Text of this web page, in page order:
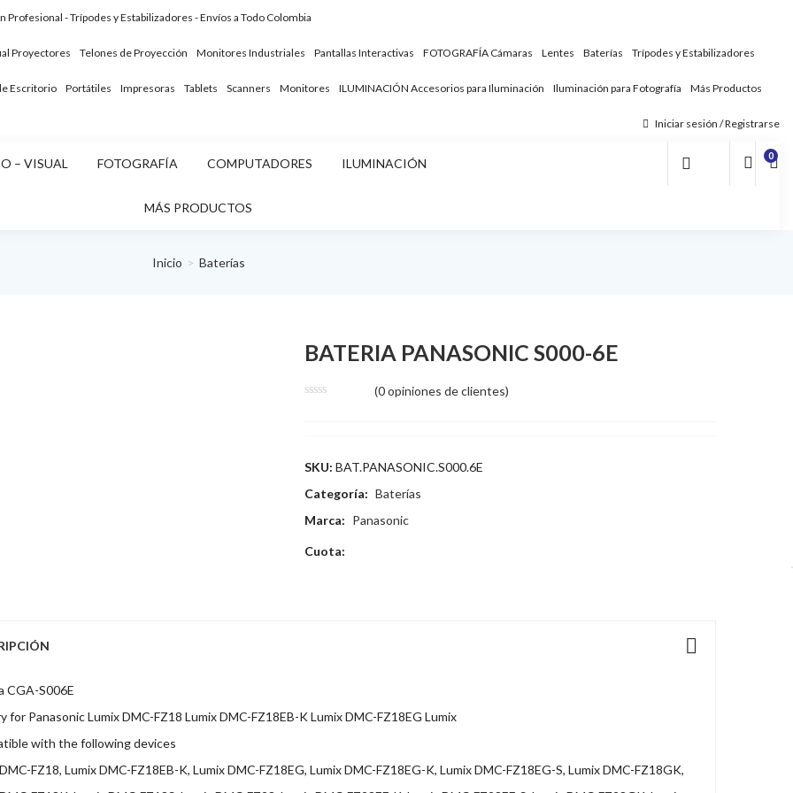
- Trípodes y Estabilizadores - Envíos a Todo Colombia
Proyectores Telones de Proyección Monitores Industriales Pantallas Interactivas FOTOGRAFÍA Cámaras Lentes Baterías Trípodes y Estabilizadores
Escritorio Portátiles Impresoras Tablets Scanners Monitores ILUMINACIÓN Accesorios para Iluminación Iluminación para Fotografía Más Productos
Iniciar sesión / Registrarse
– VISUAL FOTOGRAFÍA COMPUTADORES ILUMINACIÓN
MÁS PRODUCTOS
0
Inicio Baterías
BATERIA PANASONIC S000-6E
(0opiniones de clientes)
SKU: BAT.PANASONIC.S000.6E
Categoría: Baterías
Marca: Panasonic
Cuota:
CGA-S006E
for Panasonic Lumix DMC-FZ18 Lumix DMC-FZ18EB-K Lumix DMC-FZ18EG Lumix
with the following devices
FZ18, Lumix DMC-FZ18EB-K, Lumix DMC-FZ18EG, Lumix DMC-FZ18EG-K, Lumix DMC-FZ18EG-S, Lumix DMC-FZ18GK,